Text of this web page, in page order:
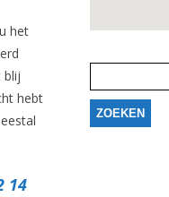
het
blij
hebt
14
naar: